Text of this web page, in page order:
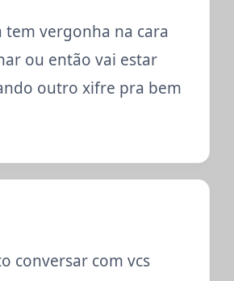
tem vergonha na cara
ou então vai estar
outro xifre pra bem
conversar com vcs